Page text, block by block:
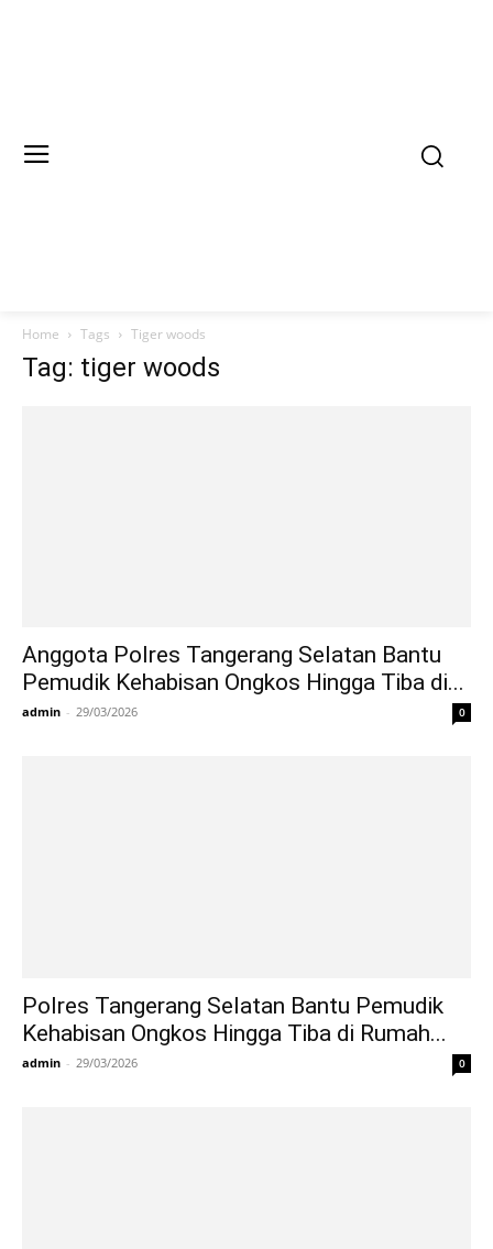
Home Tags Tiger woods
Tag: tiger woods
Anggota Polres Tangerang Selatan Bantu
Pemudik Kehabisan Ongkos Hingga Tiba di...
admin - 29/03/2026 0
Polres Tangerang Selatan Bantu Pemudik
Kehabisan Ongkos Hingga Tiba di Rumah...
admin - 29/03/2026 0